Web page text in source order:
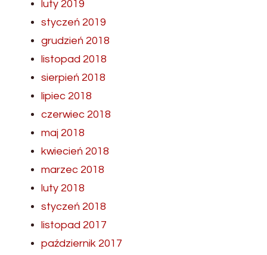
luty 2019
styczeń 2019
grudzień 2018
listopad 2018
sierpień 2018
lipiec 2018
czerwiec 2018
maj 2018
kwiecień 2018
marzec 2018
luty 2018
styczeń 2018
listopad 2017
październik 2017